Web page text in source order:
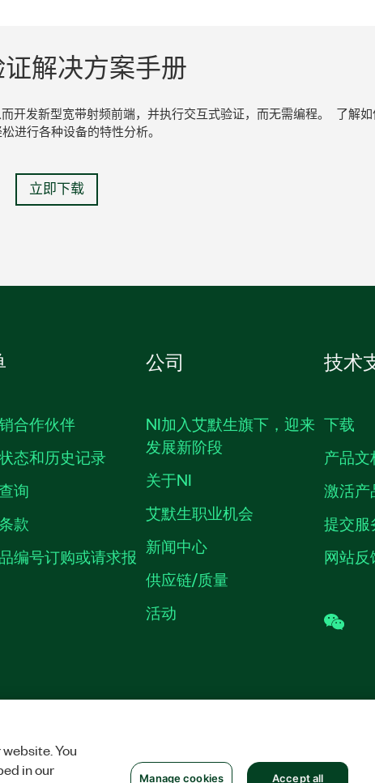
解决方案手册
开发新型宽带射频前端，并执行交互式验证，而无需编程。 了解
进行各种设备的特性分析。
立即下载
合作伙伴
态和历史记录
询
款
编号订购或请求报
公司
NI加入艾默生旗下，迎来
发展新阶段
关于NI
艾默生职业机会
新闻中心
供应链/质量
活动
技术
下载
产品文
激活产
提交服
网站反
NATIONAL INSTRUMENTS CORP. 恩艾 (中国)
You
in our
Manage cookies Accept all